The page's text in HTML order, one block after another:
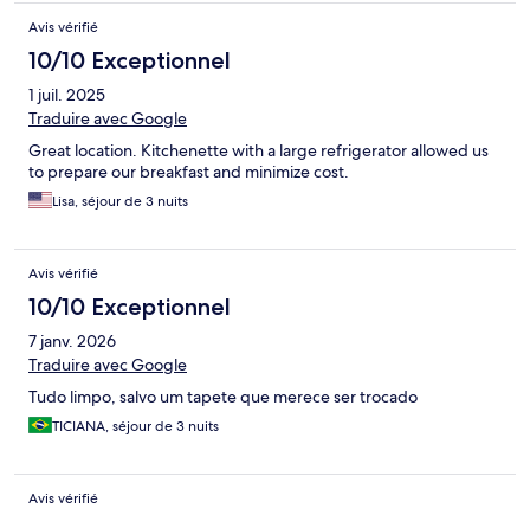
Avis vérifié
10/10 Exceptionnel
1 juil. 2025
Traduire avec Google
Great location. Kitchenette with a large refrigerator allowed us
to prepare our breakfast and minimize cost.
Lisa, séjour de 3 nuits
Avis vérifié
10/10 Exceptionnel
7 janv. 2026
Traduire avec Google
Tudo limpo, salvo um tapete que merece ser trocado
TICIANA, séjour de 3 nuits
Avis vérifié